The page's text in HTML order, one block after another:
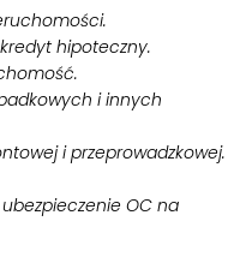
hipoteczny.
i innych
i przeprowadzkowej.
OC na